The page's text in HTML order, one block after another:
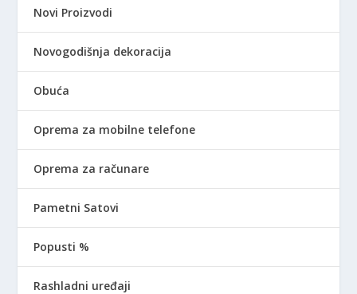
Novi Proizvodi
Novogodišnja dekoracija
Obuća
Oprema za mobilne telefone
Oprema za računare
Pametni Satovi
Popusti %
Rashladni uređaji